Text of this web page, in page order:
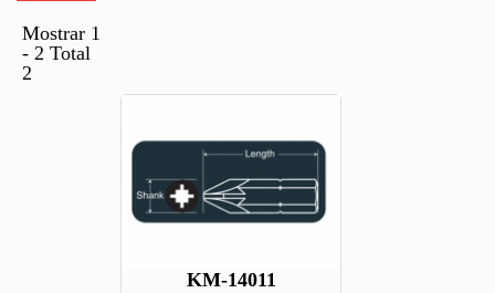
Contáctenos
Mostrar 1
- 2 Total
2
KM-14011